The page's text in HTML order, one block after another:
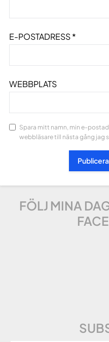
E-POSTADRESS*
WEBBPLATS
Spara mitt namn, min e-
webbläsare till nästa gång jag
FÖLJ MINA